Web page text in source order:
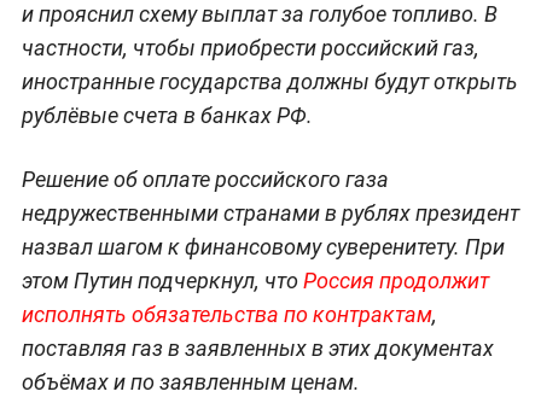
и прояснил схему выплат за голубое топливо. В
частности, чтобы приобрести российский газ,
иностранные государства должны будут открыть
рублёвые счета в банках РФ.
Решение об оплате российского газа
недружественными странами в рублях президент
назвал шагом к финансовому суверенитету. При
этом Путин подчеркнул, чтоРоссия продолжит
исполнять обязательства по контрактам,
поставляя газ в заявленных в этих документах
объёмах и по заявленным ценам.